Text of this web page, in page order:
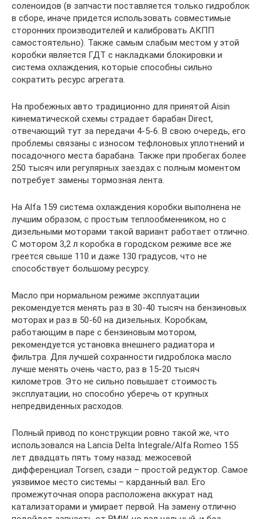
соленоидов (в запчасти поставляется только гидроблок
в сборе, иначе придется использовать совместимые
сторонних производителей и калибровать АКПП
самостоятельно). Также самым слабым местом у этой
коробки является ГДТ с накладками блокировки и
система охлаждения, которые способны сильно
сократить ресурс агрегата.
На пробежных авто традиционно для принятой Aisin
кинематической схемы страдает барабан Direct,
отвечающий тут за передачи 4-5-6. В свою очередь, его
проблемы связаны с износом тефлоновых уплотнений и
посадочного места барабана. Также при пробегах более
250 тысяч или регулярных заездах с полным моментом
потребует замены тормозная лента.
На Alfa 159 система охлаждения коробки выполнена не
лучшим образом, с простым теплообменником, но с
дизельными моторами такой вариант работает отлично.
С мотором 3,2 л коробка в городском режиме все же
греется свыше 110 и даже 130 градусов, что не
способствует большому ресурсу.
Масло при нормальном режиме эксплуатации
рекомендуется менять раз в 30-40 тысяч на бензиновых
моторах и раз в 50-60 на дизельных. Коробкам,
работающим в паре с бензиновым мотором,
рекомендуется установка внешнего радиатора и
фильтра. Для лучшей сохранности гидроблока масло
лучше менять очень часто, раз в 15-20 тысяч
километров. Это не сильно повышает стоимость
эксплуатации, но способно уберечь от крупных
непредвиденных расходов.
Полный привод по конструкции ровно такой же, что
использовался на Lancia Delta Integrale/Alfa Romeo 155
лет двадцать пять тому назад: межосевой
дифференциал Torsen, сзади – простой редуктор. Самое
уязвимое место системы – карданный вал. Его
промежуточная опора расположена аккурат над
катализаторами и умирает первой. На замену отлично